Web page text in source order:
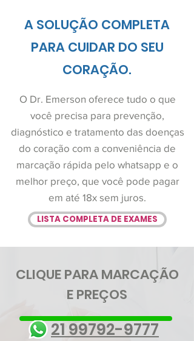
A SOLUÇÃO COMPLETA
PARA CUIDAR DO SEU
CORAÇÃO.
O Dr. Emerson oferece tudo o que
você precisa para prevenção,
diagnóstico e tratamento das doenças
do coração com a conveniência de
marcação rápida pelo whatsapp e o
melhor preço, que você pode pagar
em até 18x sem juros.
LISTA COMPLETA DE EXAMES
CLIQUE PARA MARCAÇÃO
E PREÇOS
21 99792-9777